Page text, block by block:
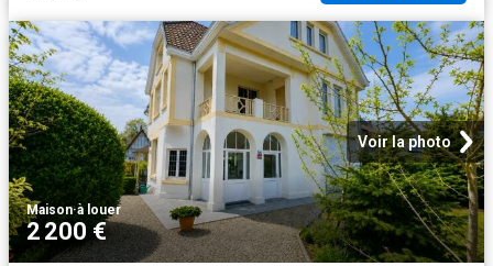
Voir la photo
Maison·à louer
2 200 €